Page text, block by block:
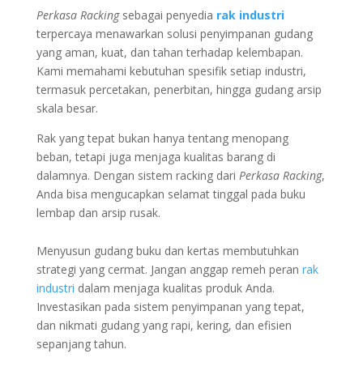
Perkasa Rackingsebagai penyedia rak industri
terpercaya menawarkan solusi penyimpanan gudang
yang aman, kuat, dan tahan terhadap kelembapan.
Kami memahami kebutuhan spesifik setiap industri,
termasuk percetakan, penerbitan, hingga gudang arsip
skala besar.
Rak yang tepat bukan hanya tentang menopang
beban, tetapi juga menjaga kualitas barang di
dalamnya. Dengan sistem racking dari Perkasa Racking,
Anda bisa mengucapkan selamat tinggal pada buku
lembap dan arsip rusak.
Menyusun gudang buku dan kertas membutuhkan
strategi yang cermat. Jangan anggap remeh peran rak
industri dalam menjaga kualitas produk Anda.
Investasikan pada sistem penyimpanan yang tepat,
dan nikmati gudang yang rapi, kering, dan efisien
sepanjang tahun.